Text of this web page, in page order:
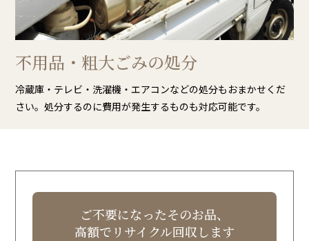
不用品・粗大ごみの処分
冷蔵庫・テレビ・洗濯機・エアコンなどの処分もおまかせくだ
さい。処分するのに費用が発生するものも対応可能です。
ご不要になったそのお品、
高額でリサイクル回収します